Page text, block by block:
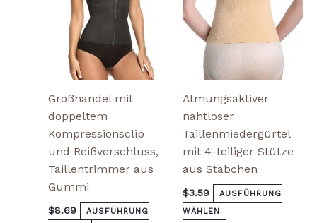
Großhandel mit
doppeltem
Kompressionsclip
und Reißverschluss,
Taillentrimmer aus
Gummi
$8.69
AUSFÜHRUNG
Produktseite
gewählt
werden
Atmungsaktiver
nahtloser
Taillenmiedergürtel
mit 4-teiliger Stütze
aus Stäbchen
$3.59
AUSFÜHRUNG
WÄHLEN
auf
Produktseite
werden